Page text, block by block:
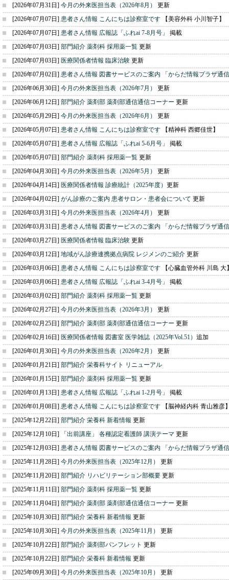
[2026年07月31日] 今月の外来医担当表（2026年8月）
更新
[2026年07月07日] 患者さん情報 こんにちは診察室です 【美容外科 小川智子】
[2026年07月07日] 患者さん情報 広報誌「ふれai 7-8月号」 掲載
[2026年07月03日] 部門紹介 薬剤科 採用薬一覧 更新
[2026年07月03日] 医療関係者情報 臨床治験 更新
[2026年07月02日] 患者さん情報 図書サービスのご案内 「からだ情報プラザ通
[2026年06月30日] 今月の外来医担当表（2026年7月）
更新
[2026年06月12日] 部門紹介 薬剤部 薬剤部通信通信コーナー 更新
[2026年05月29日] 今月の外来医担当表（2026年6月）
更新
[2026年05月07日] 患者さん情報 こんにちは診察室です 【精神科 西郷佳世】
[2026年05月07日] 患者さん情報 広報誌「ふれai 5-6月号」 掲載
[2026年05月07日] 部門紹介 薬剤科 採用薬一覧 更新
[2026年04月30日] 今月の外来医担当表（2026年5月）
更新
[2026年04月14日] 医療関係者情報 診療統計（2025年度） 更新
[2026年04月02日] がん診療のご案内 患者サロン・患者会について 更新
[2026年03月31日] 今月の外来医担当表（2026年4月）
更新
[2026年03月31日] 患者さん情報 図書サービスのご案内 「からだ情報プラザ通
[2026年03月27日] 医療関係者情報 臨床治験 更新
[2026年03月12日] 地域がん診療連携拠点病院 レジメンのご紹介 更新
[2026年03月06日] 患者さん情報 こんにちは診察室です 【心臓血管外科 川島 大
[2026年03月06日] 患者さん情報 広報誌「ふれai 3-4月号」 掲載
[2026年03月02日] 部門紹介 薬剤科 採用薬一覧 更新
[2026年02月27日] 今月の外来医担当表（2026年3月）
更新
[2026年02月25日] 部門紹介 薬剤部 薬剤部通信通信コーナー 更新
[2026年02月16日] 医療関係者情報 図書室 医学雑誌（2025年Vol.51） 追加
[2026年01月30日] 今月の外来医担当表（2026年2月）
更新
[2026年01月21日] 部門紹介 栄養科サイト リニューアル
[2026年01月15日] 部門紹介 薬剤科 採用薬一覧 更新
[2026年01月13日] 患者さん情報 広報誌「ふれai 1-2月号」 掲載
[2026年01月08日] 患者さん情報 こんにちは診察室です 【脳神経内科 青山雅彦
[2025年12月22日] 部門紹介 栄養科 新着情報 更新
[2025年12月10日]
「出前講座」 各種認定看護師 講演テーマ 更新
[2025年12月03日] 患者さん情報 図書サービスのご案内 「からだ情報プラザ通
[2025年11月28日] 今月の外来医担当表（2025年12月）
更新
[2025年11月20日] 部門紹介 リハビリテーション部概要 更新
[2025年11月11日] 部門紹介 薬剤科 採用薬一覧 更新
[2025年11月04日] 部門紹介 薬剤部 薬剤部通信通信コーナー 更新
[2025年10月30日] 部門紹介 栄養科 新着情報 更新
[2025年10月30日] 今月の外来医担当表（2025年11月）
更新
[2025年10月22日] 部門紹介 薬剤部パンフレット 更新
[2025年10月22日] 部門紹介 栄養科 新着情報 更新
[2025年09月30日] 今月の外来医担当表（2025年10月）
更新